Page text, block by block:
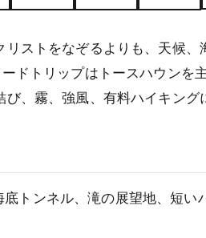
ストをなぞるよりも、天候
ドトリップはトースハウンを
、霧、強風、有料ハイキング
トンネル、滝の展望地、短